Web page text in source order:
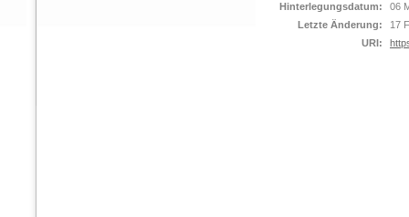
Hinterlegungsdatum:
06
Letzte Änderung:
17
URI: